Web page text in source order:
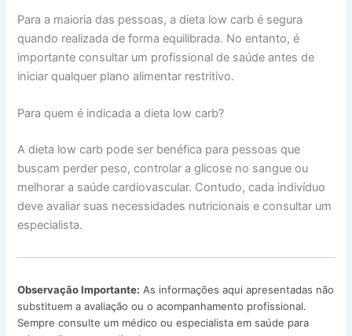
Para a maioria das pessoas, a dieta low carb é segura
quando realizada de forma equilibrada. No entanto, é
importante consultar um profissional de saúde antes de
iniciar qualquer plano alimentar restritivo.
Para quem é indicada a dieta low carb?
A dieta low carb pode ser benéfica para pessoas que
buscam perder peso, controlar a glicose no sangue ou
melhorar a saúde cardiovascular. Contudo, cada indivíduo
deve avaliar suas necessidades nutricionais e consultar um
especialista.
Observação Importante: As informações aqui apresentadas não
substituem a avaliação ou o acompanhamento profissional.
Sempre consulte um médico ou especialista em saúde para